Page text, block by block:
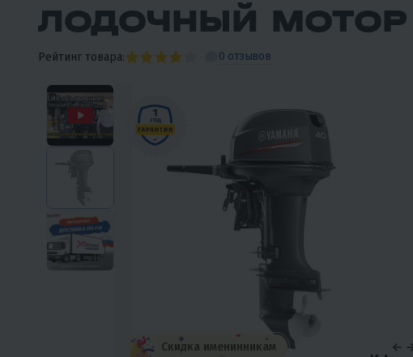
ЛОДОЧНЫЙ МОТОР
Рейтинг товара: 0 отзывов
Скидка именинникам